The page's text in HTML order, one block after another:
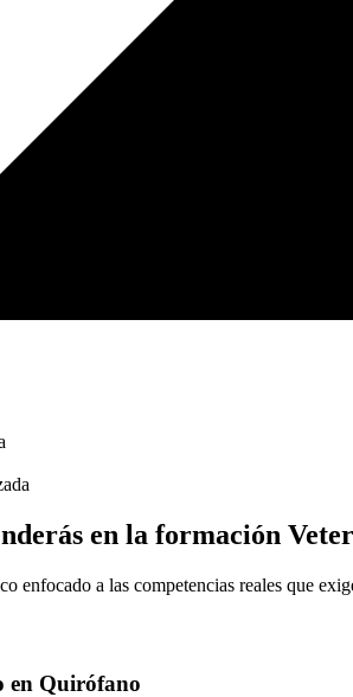
en la formación
enfocado a las competencias reales que
en Quirófano